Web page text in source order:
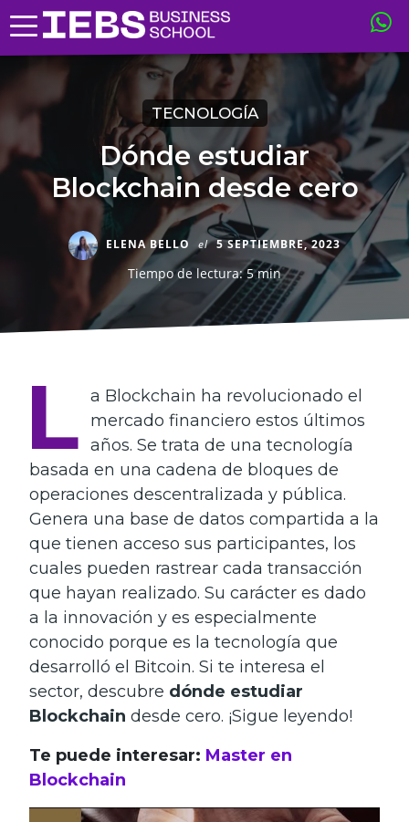
TECNOLOGÍA
Dónde estudiar
Blockchain desde cero
ELENA BELLO el 5 SEPTIEMBRE, 2023
Tiempo de lectura: 5 min
L a Blockchain ha revolucionado el
mercado financiero estos últimos
años. Se trata de una tecnología
basada en una cadena de bloques de
operaciones descentralizada y pública.
Genera una base de datos compartida a la
que tienen acceso sus participantes, los
cuales pueden rastrear cada transacción
que hayan realizado. Su carácter es dado
a la innovación y es especialmente
conocido porque es la tecnología que
desarrolló el Bitcoin. Si te interesa el
sector, descubre dónde estudiar
Blockchain desde cero. ¡Sigue leyendo!
Te puede interesar: Master en
Blockchain